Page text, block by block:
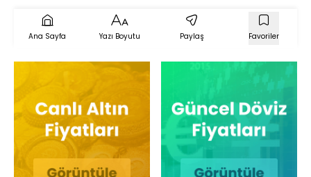
Ana Sayfa Yazı Boyutu Paylaş Favoriler